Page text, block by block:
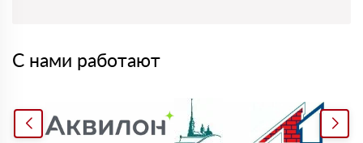
С нами работают